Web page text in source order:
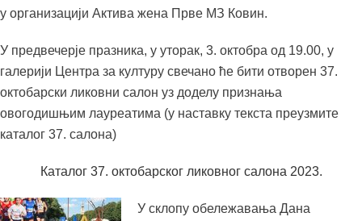
у организацији Актива жена Прве МЗ Ковин.
У предвечерје празника, у уторак, 3. октобра од 19.00, у
галерији Центра за културу свечано ће бити отворен 37.
октобарски ликовни салон уз доделу признања
овогодишњим лауреатима (у наставку текста преузмите
каталог 37. салона)
Каталог 37. октобарског ликовног салона 2023.
У склопу обележавања Дана